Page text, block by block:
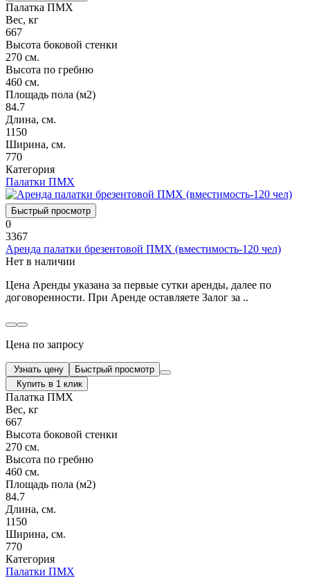
Палатка ПМХ
Вес, кг
667
Высота боковой стенки
270 см.
Высота по гребню
460 см.
Площадь пола (м2)
84.7
Длина, см.
1150
Ширина, см.
770
Категория
Палатки ПМХ
Быстрый просмотр
0
3367
Аренда палатки брезентовой ПМХ (вместимость-120 чел)
Нет в наличии
Цена Аренды указана за первые сутки аренды, далее по
договоренности. При Аренде оставляете Залог за ..
Цена по запросу
Узнать цену
Быстрый просмотр
Купить в 1 клик
Палатка ПМХ
Вес, кг
667
Высота боковой стенки
270 см.
Высота по гребню
460 см.
Площадь пола (м2)
84.7
Длина, см.
1150
Ширина, см.
770
Категория
Палатки ПМХ